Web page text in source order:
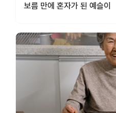
보름 만에 혼자가 된 예슬이